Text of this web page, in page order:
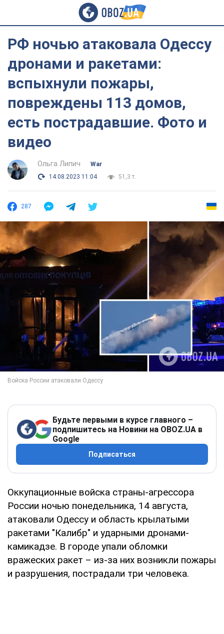
РФ ночью атаковала Одессу
дронами и ракетами:
вспыхнули пожары,
повреждены 113 домов,
есть пострадавшие. Фото и
видео
Ольга Липич
War
14.08.2023 11:04
51,3 т.
287
Будьте первыми в курсе главного –
подпишитесь на Новини на OBOZ.UA в
Google
Подписаться
Оккупационные войска страны-агрессора
России ночью понедельника, 14 августа,
атаковали Одессу и область крылатыми
ракетами "Калибр" и ударными дронами-
камикадзе. В городе упали обломки
вражеских ракет – из-за них возникли пожары
и разрушения, пострадали три человека.